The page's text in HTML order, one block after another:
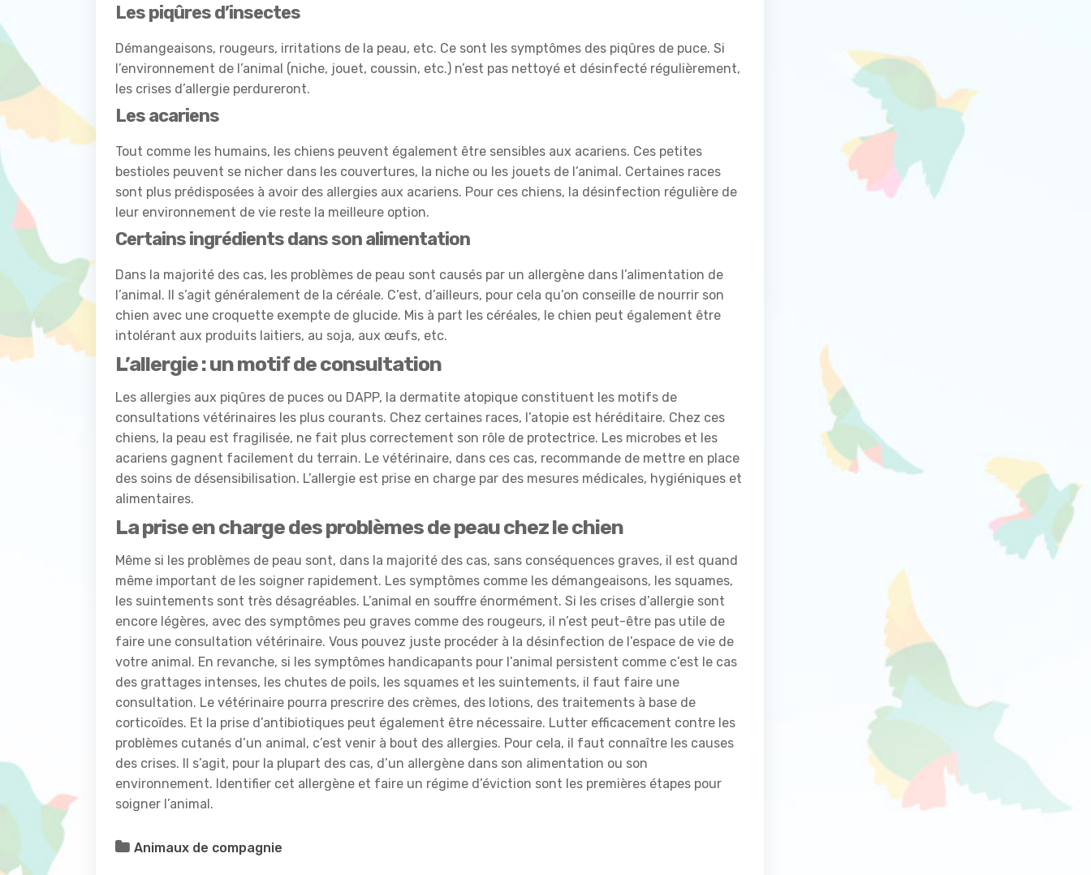
Les piqûres d’insectes
Démangeaisons, rougeurs, irritations de la peau, etc. Ce sont les symptômes des piqûres de puce. Si
l’environnement de l’animal (niche, jouet, coussin, etc.) n’est pas nettoyé et désinfecté régulièrement,
les crises d’allergie perdureront.
Les acariens
Tout comme les humains, les chiens peuvent également être sensibles aux acariens. Ces petites
bestioles peuvent se nicher dans les couvertures, la niche ou les jouets de l’animal. Certaines races
sont plus prédisposées à avoir des allergies aux acariens. Pour ces chiens, la désinfection régulière de
leur environnement de vie reste la meilleure option.
Certains ingrédients dans son alimentation
Dans la majorité des cas, les problèmes de peau sont causés par un allergène dans l’alimentation de
l’animal. Il s’agit généralement de la céréale. C’est, d’ailleurs, pour cela qu’on conseille de nourrir son
chien avec une croquette exempte de glucide. Mis à part les céréales, le chien peut également être
intolérant aux produits laitiers, au soja, aux œufs, etc.
L’allergie : un motif de consultation
Les allergies aux piqûres de puces ou DAPP, la dermatite atopique constituent les motifs de
consultations vétérinaires les plus courants. Chez certaines races, l’atopie est héréditaire. Chez ces
chiens, la peau est fragilisée, ne fait plus correctement son rôle de protectrice. Les microbes et les
acariens gagnent facilement du terrain. Le vétérinaire, dans ces cas, recommande de mettre en place
des soins de désensibilisation. L’allergie est prise en charge par des mesures médicales, hygiéniques et
alimentaires.
La prise en charge des problèmes de peau chez le chien
Même si les problèmes de peau sont, dans la majorité des cas, sans conséquences graves, il est quand
même important de les soigner rapidement. Les symptômes comme les démangeaisons, les squames,
les suintements sont très désagréables. L’animal en souffre énormément. Si les crises d’allergie sont
encore légères, avec des symptômes peu graves comme des rougeurs, il n’est peut-être pas utile de
faire une consultation vétérinaire. Vous pouvez juste procéder à la désinfection de l’espace de vie de
votre animal. En revanche, si les symptômes handicapants pour l’animal persistent comme c’est le cas
des grattages intenses, les chutes de poils, les squames et les suintements, il faut faire une
consultation. Le vétérinaire pourra prescrire des crèmes, des lotions, des traitements à base de
corticoïdes. Et la prise d’antibiotiques peut également être nécessaire. Lutter efficacement contre les
problèmes cutanés d’un animal, c’est venir à bout des allergies. Pour cela, il faut connaître les causes
des crises. Il s’agit, pour la plupart des cas, d’un allergène dans son alimentation ou son
environnement. Identifier cet allergène et faire un régime d’éviction sont les premières étapes pour
soigner l’animal.
Animaux de compagnie